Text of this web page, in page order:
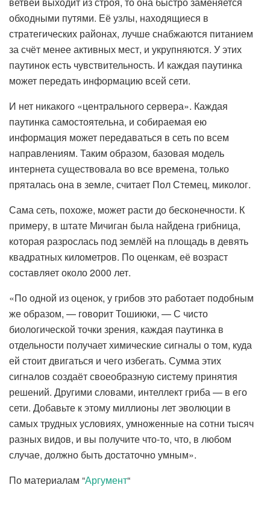
обходными путями. Её узлы, находящиеся в
стратегических районах, лучше снабжаются питанием
за счёт менее активных мест, и укрупняются. У этих
паутинок есть чувствительность. И каждая паутинка
может передать информацию всей сети.
И нет никакого «центрального сервера». Каждая
паутинка самостоятельна, и собираемая ею
информация может передаваться в сеть по всем
направлениям. Таким образом, базовая модель
интернета существовала во все времена, только
пряталась она в земле, считает Пол Стемец, миколог.
Сама сеть, похоже, может расти до бесконечности. К
примеру, в штате Мичиган была найдена грибница,
которая разрослась под землёй на площадь в девять
квадратных километров. По оценкам, её возраст
составляет около 2000 лет.
«По одной из оценок, у грибов это работает подобным
же образом, — говорит Тошиюки, — С чисто
биологической точки зрения, каждая паутинка в
отдельности получает химические сигналы о том, куда
ей стоит двигаться и чего избегать. Сумма этих
сигналов создаёт своеобразную систему принятия
решений. Другими словами, интеллект гриба — в его
сети. Добавьте к этому миллионы лет эволюции в
самых трудных условиях, умноженные на сотни тысяч
разных видов, и вы получите что-то, что, в любом
случае, должно быть достаточно умным».
По материалам “Аргумент“